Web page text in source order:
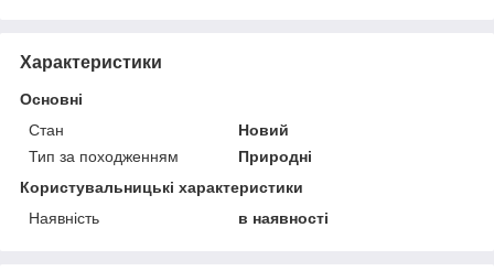
Характеристики
Основні
Стан
Новий
Тип за походженням
Природні
Користувальницькі характеристики
Наявність
в наявності